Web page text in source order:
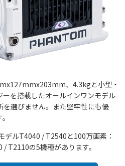
、4.3kgと小型・
を搭載したオールインワンモデル
を選びません。また堅牢性にも優
ルT4040 / T2540と100万画素：
T2110の5機種があります。